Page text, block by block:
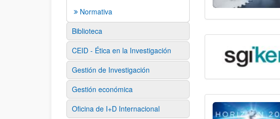
Normativa
Biblioteca
CEID - Ética en la Investigación
Gestión de Investigación
Gestión económica
Oficina de I+D Internacional